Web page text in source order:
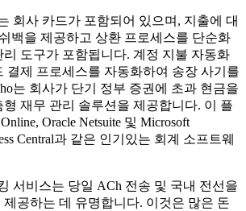
회사 카드가 포함되어 있으며, 지출에 대
백을 제공하고 상환 프로세스를 단순화
도구가 포함됩니다. 계정 지불 자동화
결제 프로세스를 자동화하여 송장 사기를
는 회사가 단기 정부 증권에 초과 현금을
재무 관리 솔루션을 제공합니다. 이 플
Oracle Netsuite 및 Microsoft
Central과 같은 인기있는 회계 소프트웨
서비스는 당일 ACh 전송 및 국내 전선을
제공하는 데 유명합니다. 이것은 많은 돈